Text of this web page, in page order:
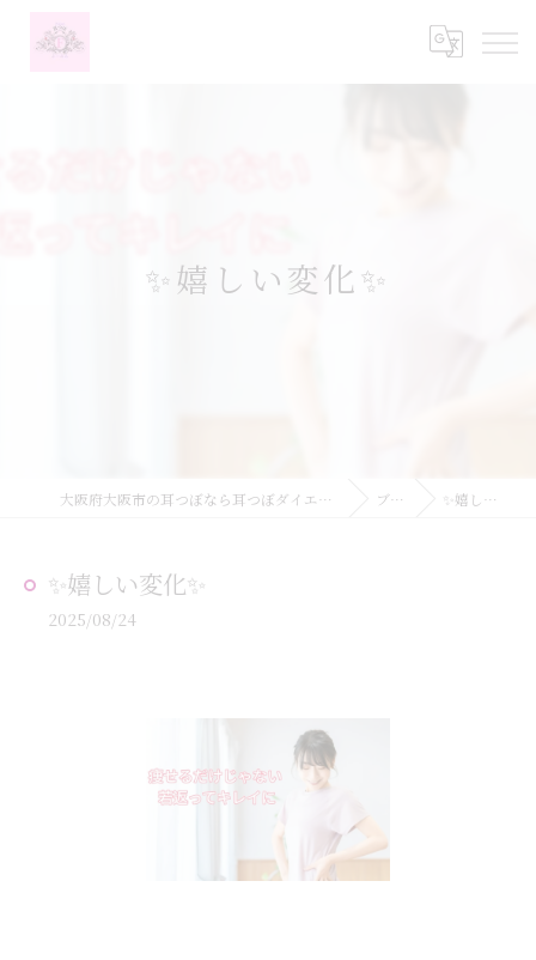
✨嬉しい変化✨
大阪府大阪市の耳つぼなら耳つぼダイエットサロンふーみん ブログ ✨嬉しい変化✨
✨嬉しい変化✨
2025/08/24